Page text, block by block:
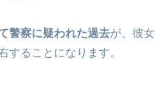
警察に疑われた過去が、彼女
することになります。